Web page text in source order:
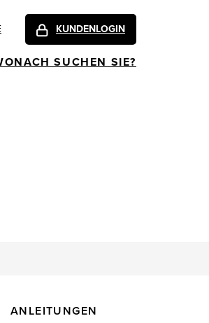
KUNDENLOGIN
SUCHEN SIE?
ANLEITUNGEN